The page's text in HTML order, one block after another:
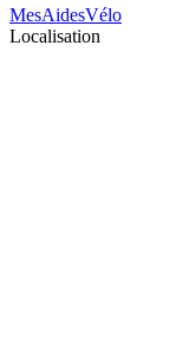
MesAidesVélo
Localisation